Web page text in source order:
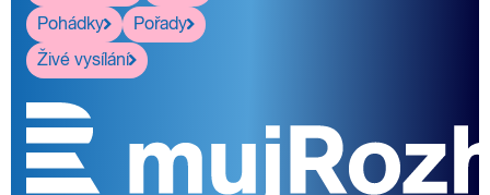
Pohádky
Pořady
Živé vysílání